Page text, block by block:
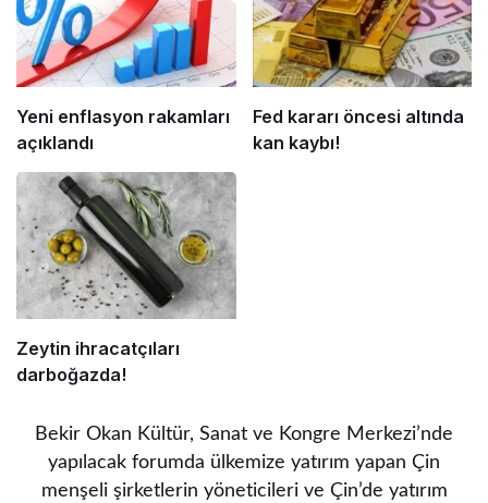
Yeni enflasyon rakamları
açıklandı
Fed kararı öncesi altında
kan kaybı!
Zeytin ihracatçıları
darboğazda!
Bekir Okan Kültür, Sanat ve Kongre Merkezi’nde
yapılacak forumda ülkemize yatırım yapan Çin
menşeli şirketlerin yöneticileri ve Çin’de yatırım